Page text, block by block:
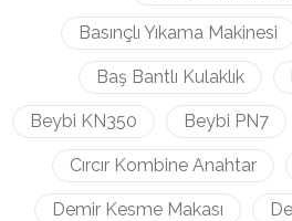
Basınçlı Yıkama Makinesi
Baş Bantlı Kulaklık
Beybi KN350 Beybi PN7
Cırcır Kombine Anahtar
Demir Kesme Makası